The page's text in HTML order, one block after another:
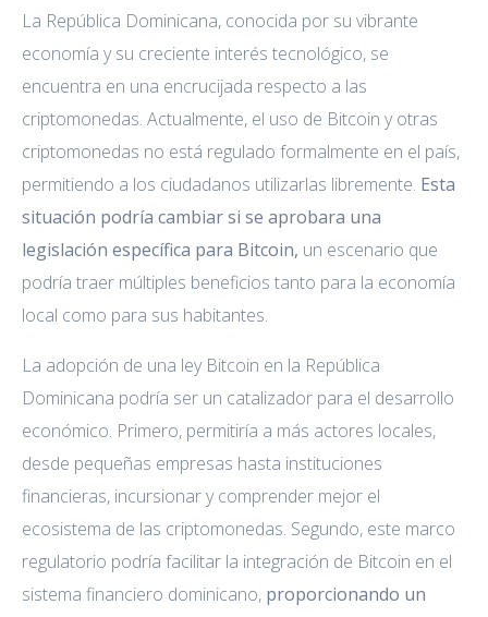
La República Dominicana, conocida por su vibrante
economía y su creciente interés tecnológico, se
encuentra en una encrucijada respecto a las
criptomonedas. Actualmente, el uso de Bitcoin y otras
criptomonedas no está regulado formalmente en el país,
permitiendo a los ciudadanos utilizarlas libremente. Esta
situación podría cambiar si se aprobara una
legislación específica para Bitcoin, un escenario que
podría traer múltiples beneficios tanto para la economía
local como para sus habitantes.
La adopción de una ley Bitcoin en la República
Dominicana podría ser un catalizador para el desarrollo
económico. Primero, permitiría a más actores locales,
desde pequeñas empresas hasta instituciones
financieras, incursionar y comprender mejor el
ecosistema de las criptomonedas. Segundo, este marco
regulatorio podría facilitar la integración de Bitcoin en el
sistema financiero dominicano, proporcionando un